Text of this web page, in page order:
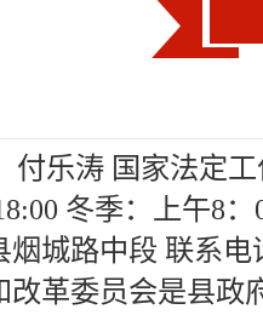
付乐涛 国家法定
冬季：上午8
城路中段 联系电
改革委员会是县政